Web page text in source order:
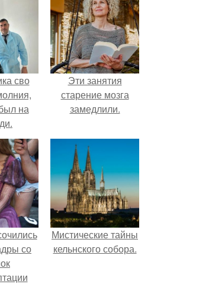
сво
на
Эти занятия
старение мозга
замедлили.
со
Мистические тайны
кельнского собора.